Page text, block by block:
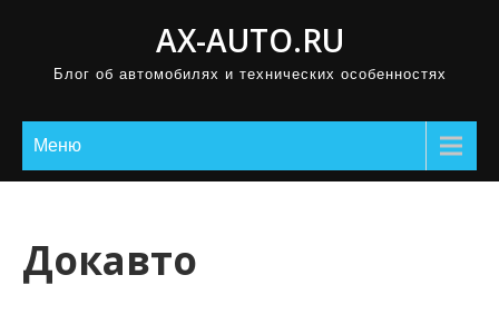
AX-AUTO.RU
Блог об автомобилях и технических особенностях
Меню
Докавто